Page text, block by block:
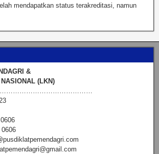
mendapatkan status terakreditasi, namun
&
(LKN)